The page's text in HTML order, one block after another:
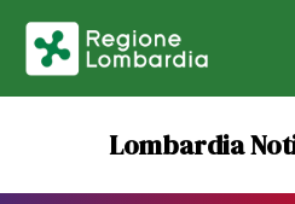
Lombardia